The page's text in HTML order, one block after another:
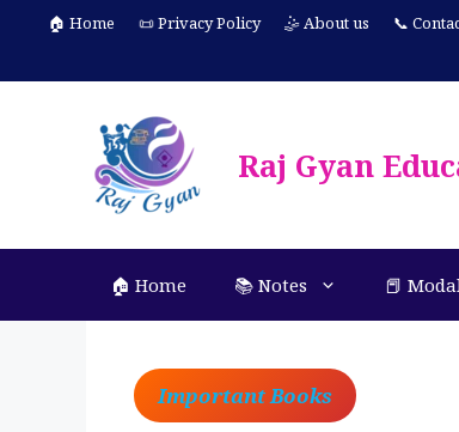
content
🏠 Home 📜 Privacy Policy 🤹 About us 📞
Raj Gyan
🏠 Home 📚 Notes 📕
Important Books